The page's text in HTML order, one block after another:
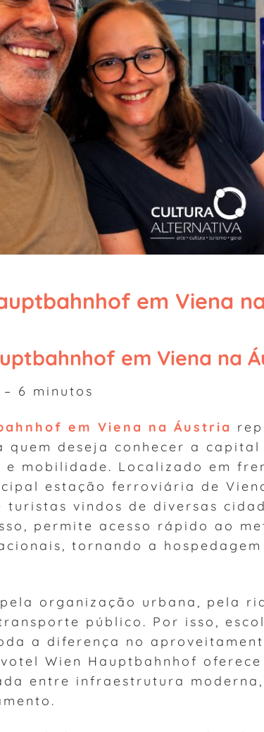
em Viena
em Viena na
6 minutos
em Viena na Áustria
quem deseja conhecer a
mobilidade. Localizado em
estação ferroviária de
vindos de diversas
permite acesso rápido ao
tornando a
organização urbana, pela
público. Por isso,
a diferença no
Wien Hauptbahnhof oferece
entre infraestrutura